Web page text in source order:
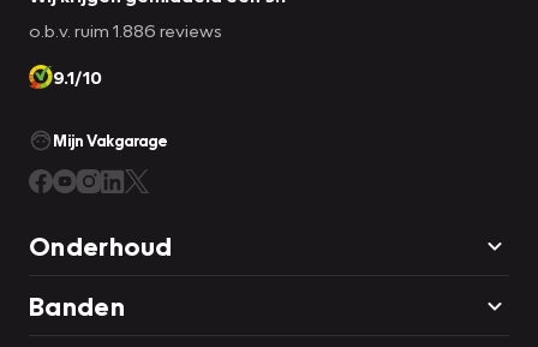
o.b.v. ruim 1.886 reviews
9.1/10
Mijn Vakgarage
Onderhoud
Banden